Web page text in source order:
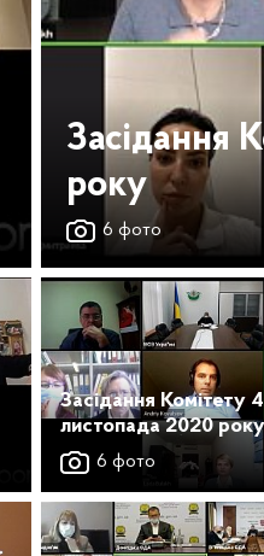
Засідання
року
6 фото
Засідання Комітету 4
листопада 2020 року
6 фото